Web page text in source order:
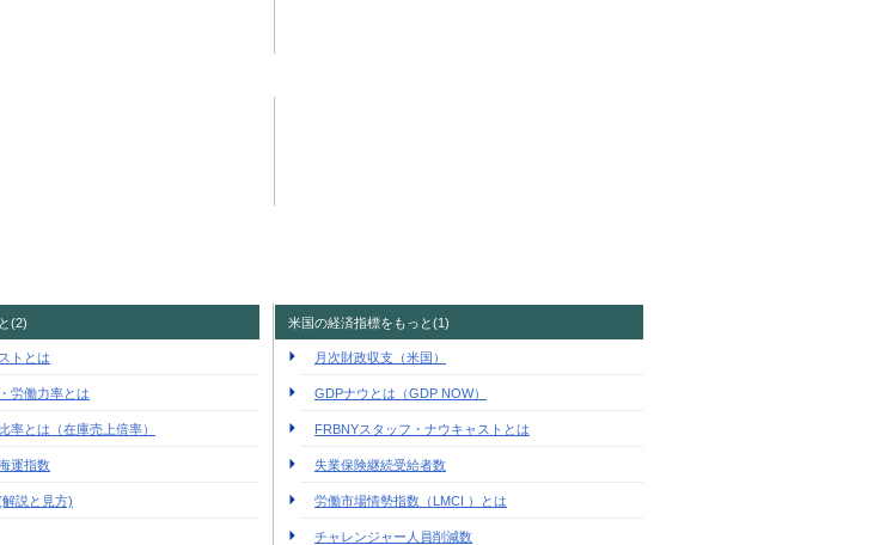
(2)
トとは
労働力率とは
率とは（在庫売上倍率）
運指数
説と見方)
米国の経済指標をもっと(1)
月次財政収支（米国）
GDPナウとは（GDP NOW）
FRBNYスタッフ・ナウキャストとは
失業保険継続受給者数
労働市場情勢指数（LMCI ）とは
チャレンジャー人員削減数